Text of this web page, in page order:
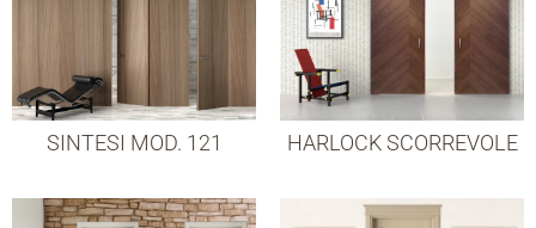
SINTESI MOD. 121 HARLOCK SCORREVOLE